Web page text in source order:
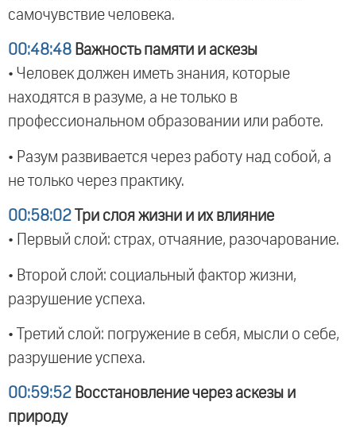
самочувствие человека.
00:48:48 Важность памяти и аскезы
• Человек должен иметь знания, которые
находятся в разуме, а не только в
профессиональном образовании или работе.
• Разум развивается через работу над собой, а
не только через практику.
00:58:02 Три слоя жизни и их влияние
• Первый слой: страх, отчаяние, разочарование.
• Второй слой: социальный фактор жизни,
разрушение успеха.
• Третий слой: погружение в себя, мысли о себе,
разрушение успеха.
00:59:52 Восстановление через аскезы и
природу